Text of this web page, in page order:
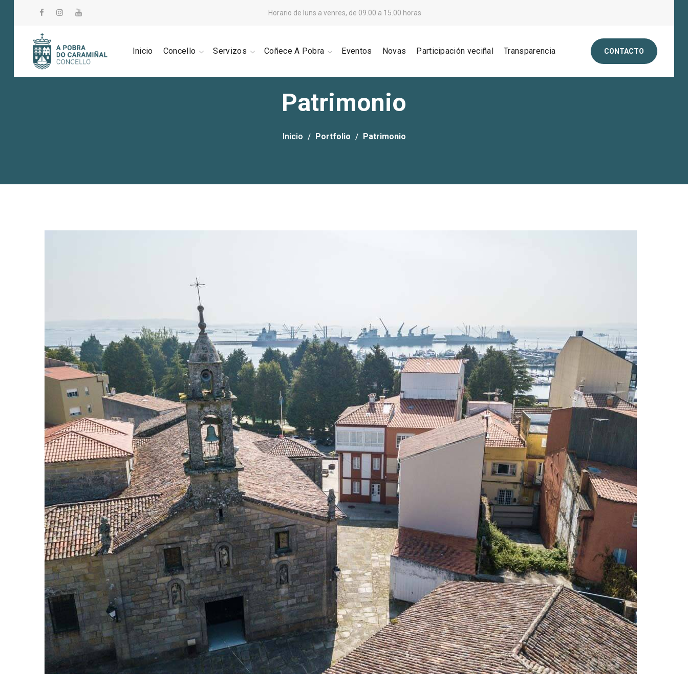
Horario de luns a venres, de 09.00 a 15.00 horas
Inicio Concello Servizos Coñece A Pobra Eventos Novas Participación veciñal Transparencia CONTACTO
Patrimonio
Inicio Portfolio Patrimonio